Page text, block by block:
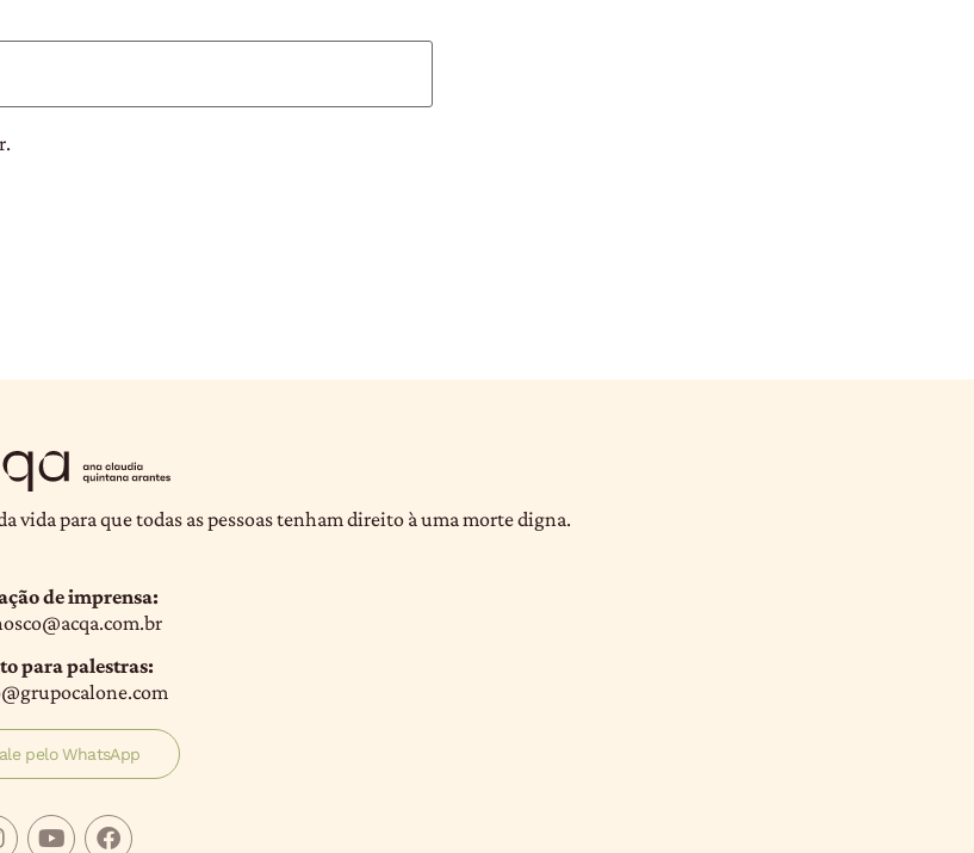
vida para que todas as pessoas tenham direito à uma morte digna.
de imprensa:
para palestras:
pelo WhatsApp